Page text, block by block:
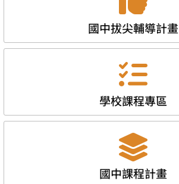
國中拔尖輔導計畫
學校課程專區
國中課程計畫